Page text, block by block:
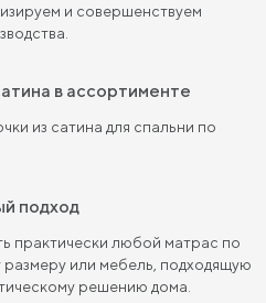
и совершенствуем
в ассортименте
из сатина для спальни по
подход
практически любой матрас по
размеру или мебель, подходящую
решению дома.